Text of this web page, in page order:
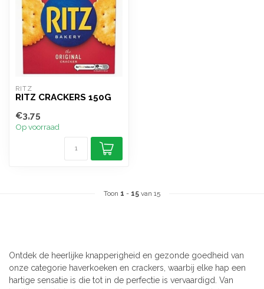
RITZ
RITZ CRACKERS 150G
€3,75
Op voorraad
Toon 1 - 15 van 15
Ontdek de heerlijke knapperigheid en gezonde goedheid van
onze categorie haverkoeken en crackers, waarbij elke hap een
hartige sensatie is die tot in de perfectie is vervaardigd. Van